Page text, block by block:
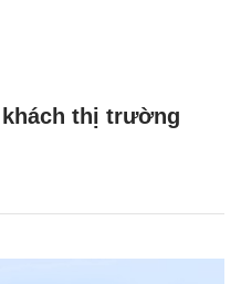
thị trường